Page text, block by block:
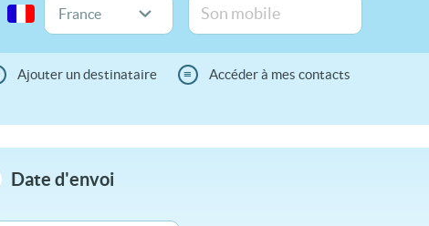
Ajouter un destinataire ≡ Accéder à mes contacts
Date d'envoi